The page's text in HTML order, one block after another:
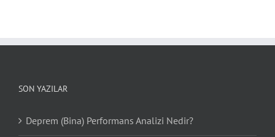
SON YAZILAR
Deprem (Bina) Performans Analizi Nedir?